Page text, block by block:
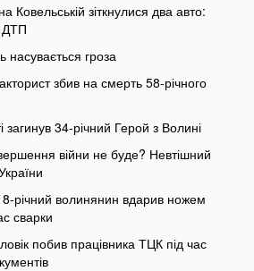
Ковельській зіткнулися два авто:
ДТП
насувається гроза
збив на смерть 58-річного
загинув 34-річний Герой з Волині
війни не буде? Невтішний
річний волинянин вдарив ножем
сварки
побив працівника ТЦК під час